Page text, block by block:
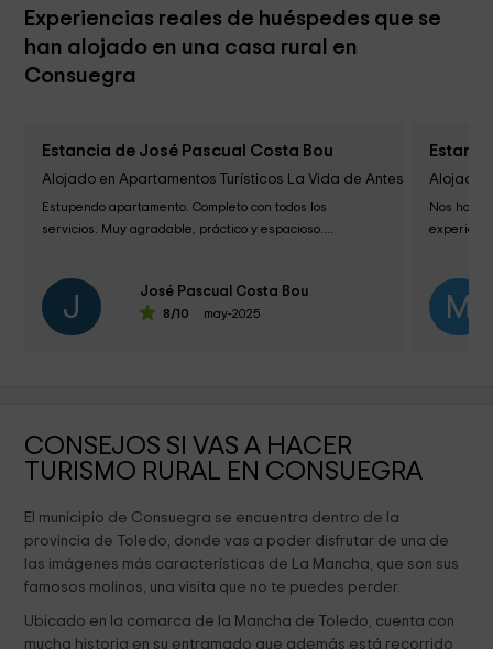
Experiencias reales de huéspedes que se
han alojado en una casa rural en
Consuegra
Estancia de José Pascual Costa Bou
Alojado en Apartamentos Turísticos La Vida de Antes
Estupendo apartamento. Completo con todos los
servicios. Muy agradable, práctico y espacioso....
J José Pascual Costa Bou
8/10 may-2025
Alojado
Nos
un M
CONSEJOS SI VAS A HACER
TURISMO RURAL EN CONSUEGRA
El municipio de Consuegra se encuentra dentro de la
provincia de Toledo, donde vas a poder disfrutar de una de
las imágenes más características de La Mancha, que son sus
famosos molinos, una visita que no te puedes perder.
Ubicado en la comarca de la Mancha de Toledo, cuenta con
mucha historia en su entramado que además está recorrido